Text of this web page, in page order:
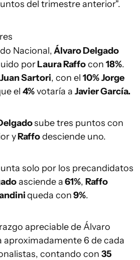
del trimestre anterior".
Nacional,Álvaro Delgado
porLaura Raffocon 18%.
Juan Sartori, con el 10%Jorge
el 4%votaría a Javier García.
sube tres puntos con
yRaffodesciende uno.
solo por los precandidatos
asciende a61%, Raffo
queda con9%.
apreciable de Álvaro
aproximadamente 6 de cada
contando con 35